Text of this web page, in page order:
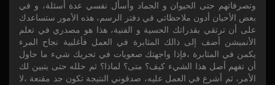
وتصرفاتهم حتى الحيوان و الجماد وأسأل نفسي عدة أسئلة، و في
بعض الأحيان أدون ملاحظاتي في دفتر الرسم، هذه الأمور ستساعدك
على أن ترتقي بقدراتك الحسية و الفنية، هذا هو مصدري في تعلم
الأنميشن أضف إلى ذالك المثابرة في العمل فأغلبية نجاح المرء
يكمن في المثابرة ،فإذا واجهتك صعوبات في تحريك شيء ما حاول
أن تفهم أصل هذا الشيء كيف؟ متى؟ لماذا؟ ثم حلله حتى يتبين لك
الأمر، ثم أشرع في العمل عليه، صدقوني النتيجة تكون جد مقنعة ،لا